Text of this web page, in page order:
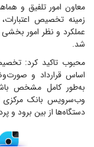
معاون امور تلفیق و
زمینه تخصیص
عملکرد و نظر امور
شد.
محبوب تاکید کرد:
اساس قرارداد و
به‌طور کامل مشخص
وب‌سرویس بانک مرکزی
دستگاه‌ها از بین برود و